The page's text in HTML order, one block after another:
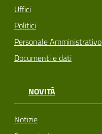
Uffici
Politici
Personale Amministrativo
Documenti e dati
NOVITÀ
Notizie